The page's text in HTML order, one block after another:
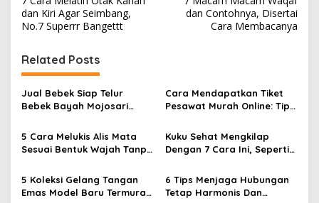
o
s
t
n
a
v
i
g
t
dan Kiri Agar Seimbang,
No.7 Superrr Bangettt
dan Contohnya, Disertai
Cara Membacanya
Related Posts
Jual Bebek Siap Telur
Bebek Bayah Mojosari
Cara Mendapatkan Tiket
Pesawat Murah Online: Tips
5 Cara Melukis Alis Mata
Sesuai Bentuk Wajah Tanpa
Kuku Sehat Mengkilap
Dengan 7 Cara Ini, Seperti
5 Koleksi Gelang Tangan
Emas Model Baru Termurah
6 Tips Menjaga Hubungan
Tetap Harmonis Dan